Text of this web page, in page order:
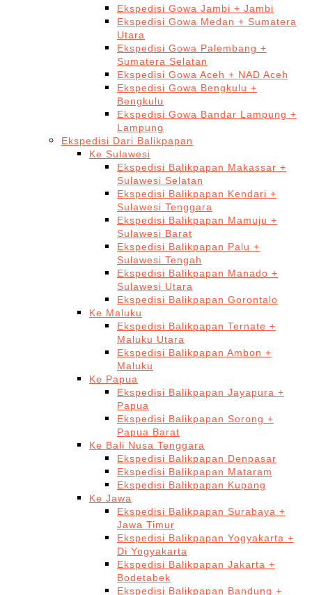
Ekspedisi Gowa Jambi + Jambi
Ekspedisi Gowa Medan + Sumatera
Utara
Ekspedisi Gowa Palembang +
Sumatera Selatan
Ekspedisi Gowa Aceh + NAD Aceh
Ekspedisi Gowa Bengkulu +
Bengkulu
Ekspedisi Gowa Bandar Lampung +
Lampung
Ekspedisi Dari Balikpapan
Ke Sulawesi
Ekspedisi Balikpapan Makassar +
Sulawesi Selatan
Ekspedisi Balikpapan Kendari +
Sulawesi Tenggara
Ekspedisi Balikpapan Mamuju +
Sulawesi Barat
Ekspedisi Balikpapan Palu +
Sulawesi Tengah
Ekspedisi Balikpapan Manado +
Sulawesi Utara
Ekspedisi Balikpapan Gorontalo
Ke Maluku
Ekspedisi Balikpapan Ternate +
Maluku Utara
Ekspedisi Balikpapan Ambon +
Maluku
Ke Papua
Ekspedisi Balikpapan Jayapura +
Papua
Ekspedisi Balikpapan Sorong +
Papua Barat
Ke Bali Nusa Tenggara
Ekspedisi Balikpapan Denpasar
Ekspedisi Balikpapan Mataram
Ekspedisi Balikpapan Kupang
Ke Jawa
Ekspedisi Balikpapan Surabaya +
Jawa Timur
Ekspedisi Balikpapan Yogyakarta +
Di Yogyakarta
Ekspedisi Balikpapan Jakarta +
Bodetabek
Ekspedisi Balikpapan Bandung +